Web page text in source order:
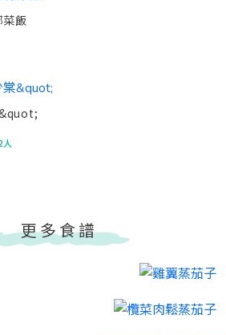
飯
更多食譜